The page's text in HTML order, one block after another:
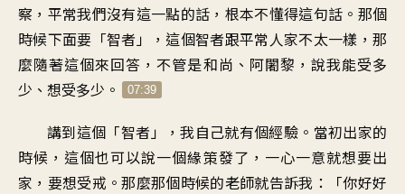
察，平常我們沒有這一點的話，根本不懂得這句話。那個
時候下面要「智者」，這個智者跟平常人家不太一樣，那
麼隨著這個來回答，不管是和尚、阿闍黎，說我能受多
少、想受多少。
07:39
講到這個「智者」，我自己就有個經驗。當初出家的
時候，這個也可以說一個緣策發了，一心一意就想要出
家，要想受戒。那麼那個時候的老師就告訴我：「你好好